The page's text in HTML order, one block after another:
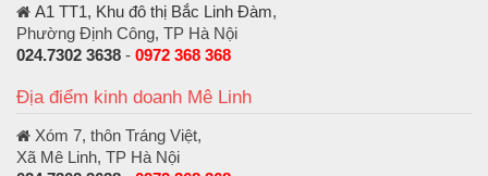
A1 TT1, Khu đô thị Bắc Linh Đàm,
Phường Định Công, TP Hà Nội
024.7302 3638 - 0972 368 368
Địa điểm kinh doanh Mê Linh
Xóm 7, thôn Tráng Việt,
Xã Mê Linh, TP Hà Nội